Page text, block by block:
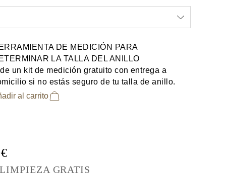
DE MEDICIÓN PARA
LA TALLA DEL ANILLO
un kit de medición gratuito con entrega a
si no estás seguro de tu talla de anillo.
al carrito
GRATIS